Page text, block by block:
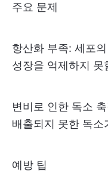
주요 문제
항산화 부족: 세포
성장을 억제하지 못
변비로 인한 독소
배출되지 못한 독소
예방 팁